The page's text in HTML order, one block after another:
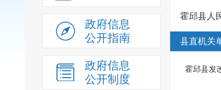
政府信息
公开指南
政府信息
公开制度
霍邱县人
县直机关
霍邱县发